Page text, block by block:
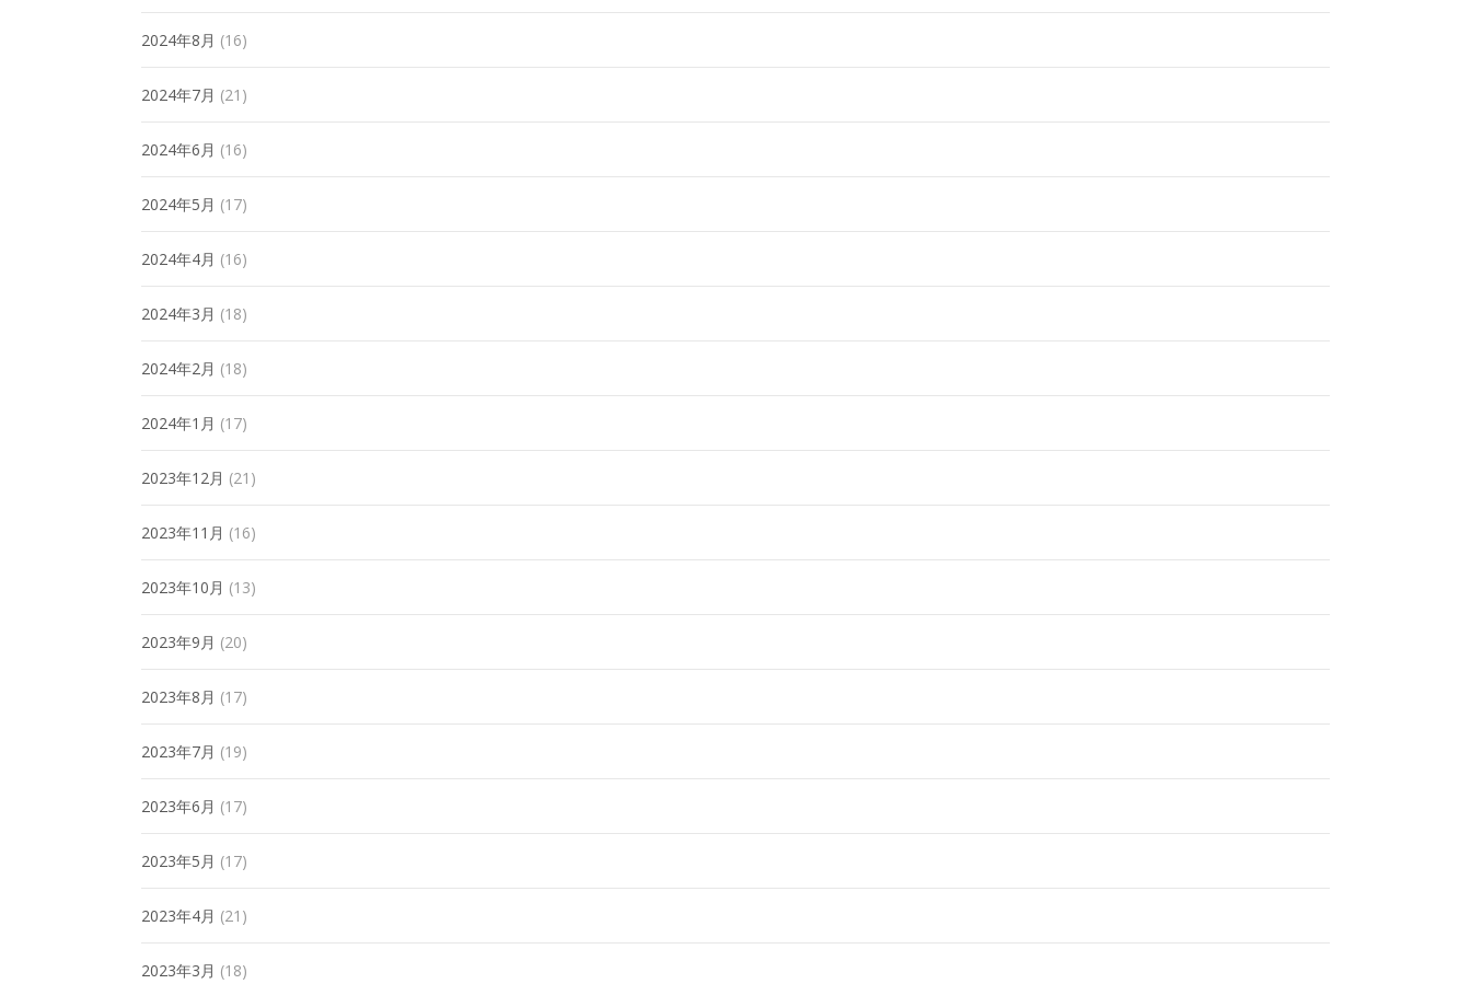
2024年8月 (16)
2024年7月 (21)
2024年6月 (16)
2024年5月 (17)
2024年4月 (16)
2024年3月 (18)
2024年2月 (18)
2024年1月 (17)
2023年12月 (21)
2023年11月 (16)
2023年10月 (13)
2023年9月 (20)
2023年8月 (17)
2023年7月 (19)
2023年6月 (17)
2023年5月 (17)
2023年4月 (21)
2023年3月 (18)